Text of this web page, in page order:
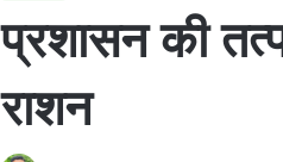
प्रशासन की
राशन